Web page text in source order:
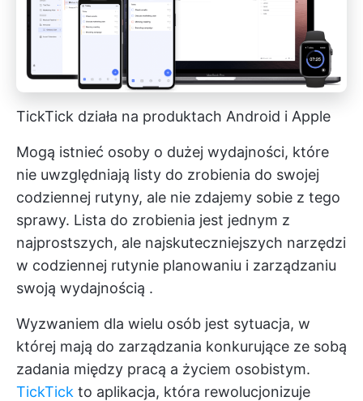
TickTick działa na produktach Android i Apple
Mogą istnieć osoby o dużej wydajności, które
nie uwzględniają listy do zrobienia do swojej
codziennej rutyny, ale nie zdajemy sobie z tego
sprawy. Lista do zrobienia jest jednym z
najprostszych, ale najskuteczniejszych narzędzi
w codziennej rutynie planowaniu i zarządzaniu
swoją wydajnością .
Wyzwaniem dla wielu osób jest sytuacja, w
której mają do zarządzania konkurujące ze sobą
zadania między pracą a życiem osobistym.
TickTick to aplikacja, która rewolucjonizuje